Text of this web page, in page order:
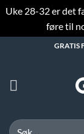
Uke 28-32 er det
føre til
GRATIS
Søk